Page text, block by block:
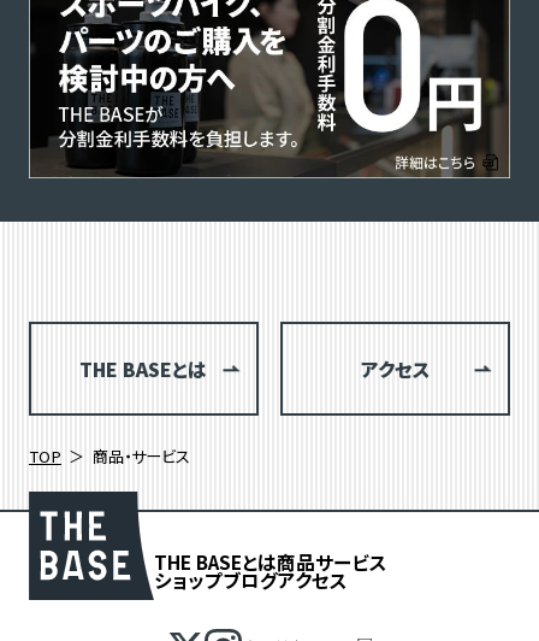
THE BASEとは アクセス
TOP 商品・サービス
THE BASEとは商品サービス
ショップブログアクセス